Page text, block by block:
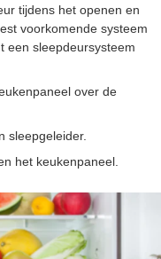
tijdens het openen en
voorkomende systeem
een sleepdeursysteem
over de
sleepgeleider.
het keukenpaneel.